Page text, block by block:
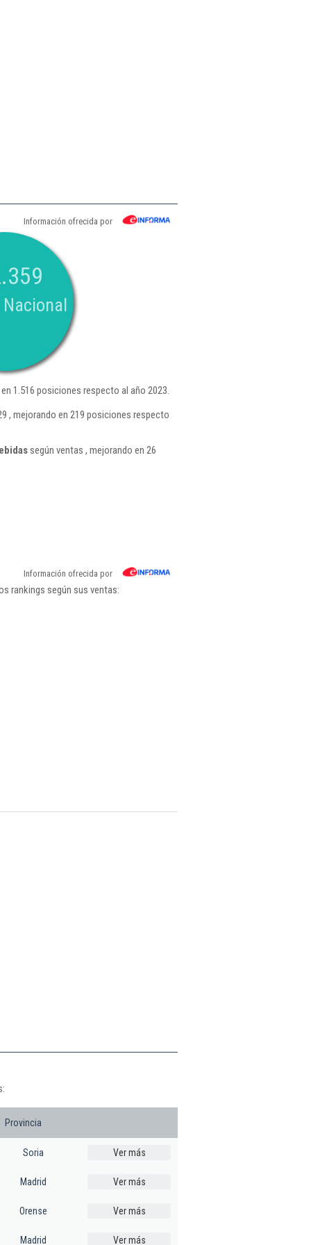
Información ofrecida por
1.516 posiciones respecto al año 2023.
, mejorando en 219 posiciones respecto
según ventas , mejorando en 26
Información ofrecida por
rankings según sus ventas:
Provincia
Soria Ver más
Madrid Ver más
Orense Ver más
Madrid Ver más